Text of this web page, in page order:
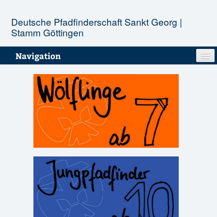
Deutsche Pfadfinderschaft Sankt Georg |
Stamm Göttingen
Navigation
Unser Stamm
Stufen
Aktionen
Termine
Infopool
Kontakt